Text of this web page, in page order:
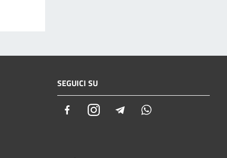
SEGUICI SU
FacebookInstagramTelegram